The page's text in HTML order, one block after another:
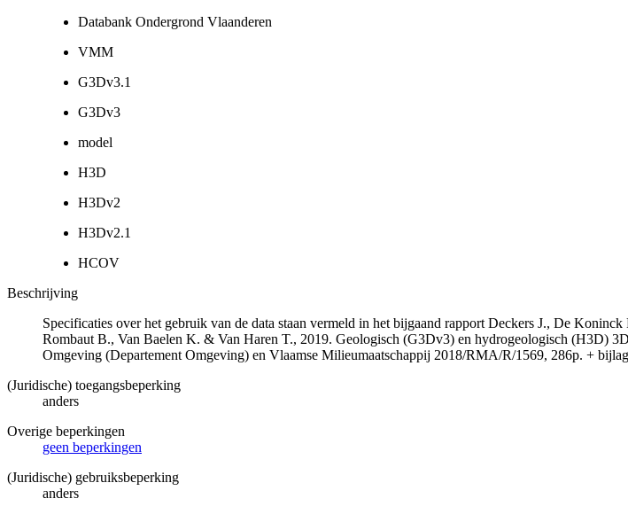
Databank Ondergrond Vlaanderen
VMM
G3Dv3.1
G3Dv3
model
H3D
H3Dv2
H3Dv2.1
HCOV
Beschrijving
Specificaties over het gebruik van de data staan vermeld in het bijgaand rapport Deckers J., De
Rombaut B., Van Baelen K. & Van Haren T., 2019. Geologisch (G3Dv3) en hydrogeologisch (H3D)
Omgeving (Departement Omgeving) en Vlaamse Milieumaatschappij 2018/RMA/R/1569, 286p. +
(Juridische) toegangsbeperking
anders
Overige beperkingen
geen beperkingen
(Juridische) gebruiksbeperking
anders